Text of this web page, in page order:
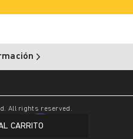
CARRITO
All rights reserved.